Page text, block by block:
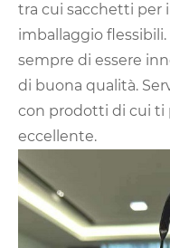
tra cui sacchetti per
imballaggio flessibili.
sempre di essere
di buona qualità.
con prodotti di cui ti
eccellente.